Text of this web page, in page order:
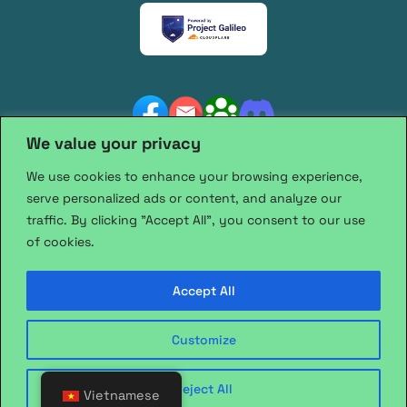
We value your privacy
We use cookies to enhance your browsing experience,
serve personalized ads or content, and analyze our
traffic. By clicking "Accept All", you consent to our use
of cookies.
Customize
Reject All
Accept All
Copyright © ChongLuaDao 2025
Liên hệ:info@chongluadao.vn
Viết bởi: EplusVN
Thiết kế bởi:Collect
Vietnamese